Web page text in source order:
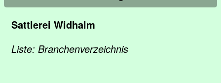
Sattlerei Widhalm
Liste: Branchenverzeichnis